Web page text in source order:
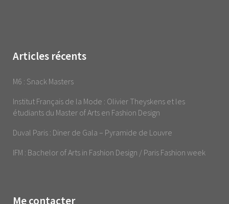
Articles récents
M6 : Snack Masters
Institut Français de la Mode : Olivier Theyskens et les
étudiants du Master of Arts en Fashion Design
Duval Paris : Diner de Gala – Pyramide de Louvre
IFM : Bachelor of Arts in Fashion Design / Paris Fashion week
Me contacter